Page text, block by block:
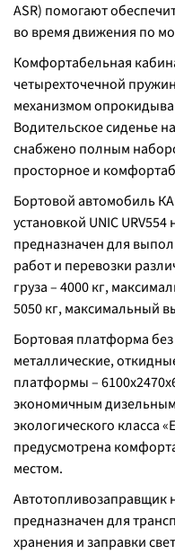
ASR) помогают
во время движения по
Комфортабельная
четырехточечной
механизмом
Водительское сиденье
снабжено полным
просторное и
Бортовой автомобиль
установкой UNIC
предназначен для
работ и перевозки
груза – 4000 кг,
5050 кг, максимальный
Бортовая платформа без
металлические,
платформы –
экономичным
экологического класса
предусмотрена
местом.
Автотопливозаправщик
предназначен для
хранения и заправки